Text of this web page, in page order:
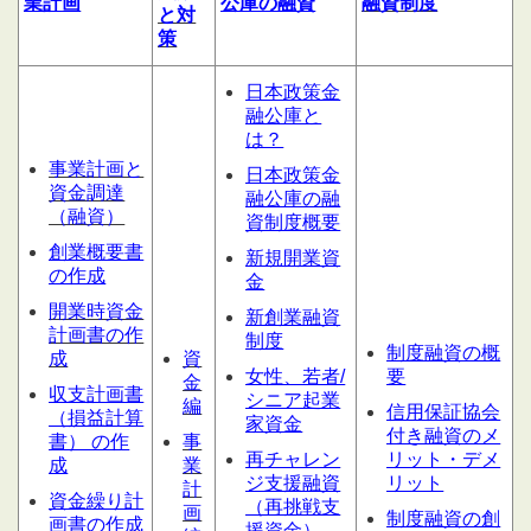
と対
策
事業計画と
資金調達
（融資）
創業概要書
の作成
開業時資金
計画書の作
成
収支計画書
（損益計算
書） の作
成
資金繰り計
画書の作成
資
金
編
事
業
計
画
日本政策金
融公庫と
は？
日本政策金
融公庫の融
資制度概要
新規開業資
金
新創業融資
制度
女性、若者/
シニア起業
家資金
再チャレン
ジ支援融資
（再挑戦支
制度融資の概
要
信用保証協会
付き融資のメ
リット・デメ
リット
制度融資の創